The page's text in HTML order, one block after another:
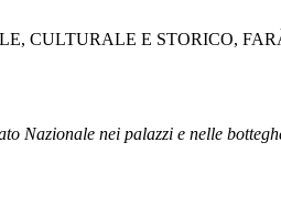
CULTURALE E STORICO,
Nazionale nei palazzi e nelle